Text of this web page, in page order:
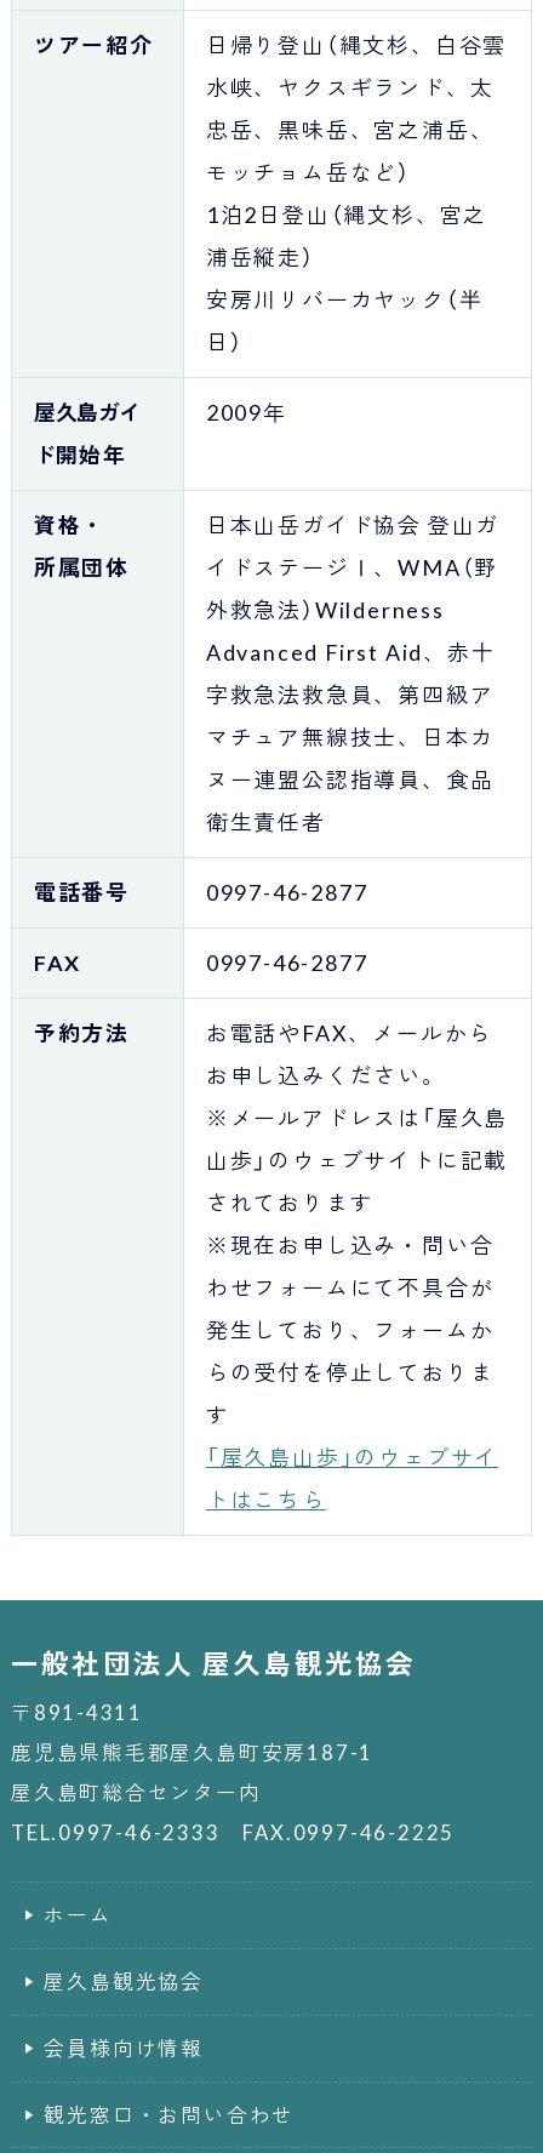
ツアー紹介
日帰り登山（縄文杉、白谷雲
水峡、ヤクスギランド、太
忠岳、黒味岳、宮之浦岳、
モッチョム岳など）
1泊2日登山（縄文杉、宮之
浦岳縦走）
安房川リバーカヤック（半
日）
屋久島ガイ
ド開始年
2009年
資格・
所属団体
日本山岳ガイド協会 登山ガ
イドステージⅠ、WMA（野
外救急法）Wilderness
Advanced First Aid、赤十
字救急法救急員、第四級ア
マチュア無線技士、日本カ
ヌー連盟公認指導員、食品
衛生責任者
電話番号 0997-46-2877
FAX 0997-46-2877
予約方法
お電話やFAX、メールから
お申し込みください。
※メールアドレスは「屋久島
山歩」のウェブサイトに記載
されております
※現在お申し込み・問い合
わせフォームにて不具合が
発生しており、フォームか
らの受付を停止しておりま
す
「屋久島山歩」のウェブサイ
トはこちら
一般社団法人 屋久島観光協会
〒891-4311
鹿児島県熊毛郡屋久島町安房187-1
屋久島町総合センター内
TEL.0997-46-2333 FAX.0997-46-2225
ホーム
屋久島観光協会
会員様向け情報
観光窓口・お問い合わせ